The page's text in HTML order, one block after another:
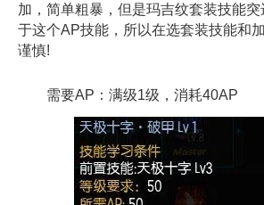
加，简单粗暴，但是玛吉纹套装技能突
于这个AP技能，所以在选套装技能和
谨慎!
需要AP：满级1级，消耗40AP